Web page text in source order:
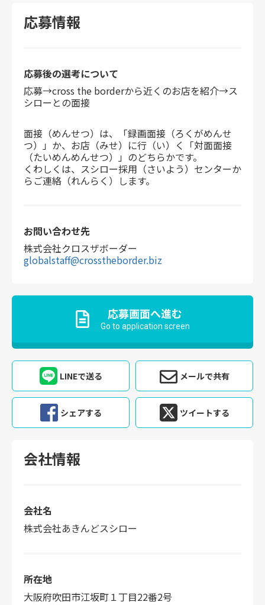
応募情報
応募後の選考について
応募→cross the borderから近くのお店を紹介→ス
シローとの面接
面接（めんせつ）は、「録画面接（ろくがめんせ
つ）」か、お店（みせ）に行（い）く「対面面接
（たいめんめんせつ）」のどちらかです。
くわしくは、スシロー採用（さいよう）センターか
らご連絡（れんらく）します。
お問い合わせ先
株式会社クロスザボーダー
globalstaff@crosstheborder.biz
応募画面へ進む
Go to application screen
LINEで送る メールで共有
シェアする ツイートする
会社情報
会社名
株式会社あきんどスシロー
所在地
大阪府吹田市江坂町１丁目22番2号